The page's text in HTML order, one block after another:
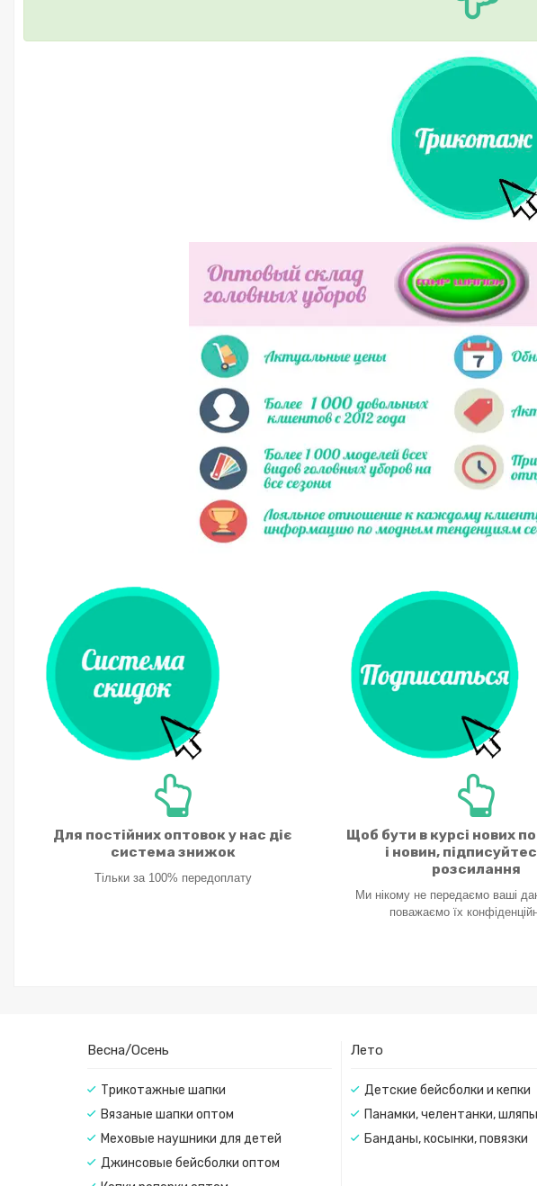
Для постійних оптовок у нас діє
система знижок
Тільки за 100% передоплату
Щоб бути в курсі нових
і новин,
розсилання
Ми нікому не передаємо ваші
поважаємо їх
Весна/Осень
Трикотажные шапки
Вязаные шапки оптом
Меховые наушники для детей
Джинсовые бейсболки оптом
Лето
Детские бейсболки и кепки
Панамки, челентанки,
Банданы, косынки, повязки